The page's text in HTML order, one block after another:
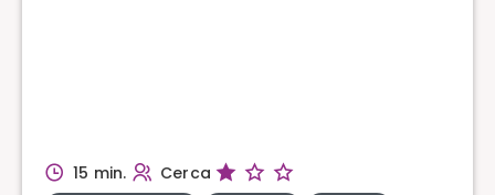
15 min. Cerca